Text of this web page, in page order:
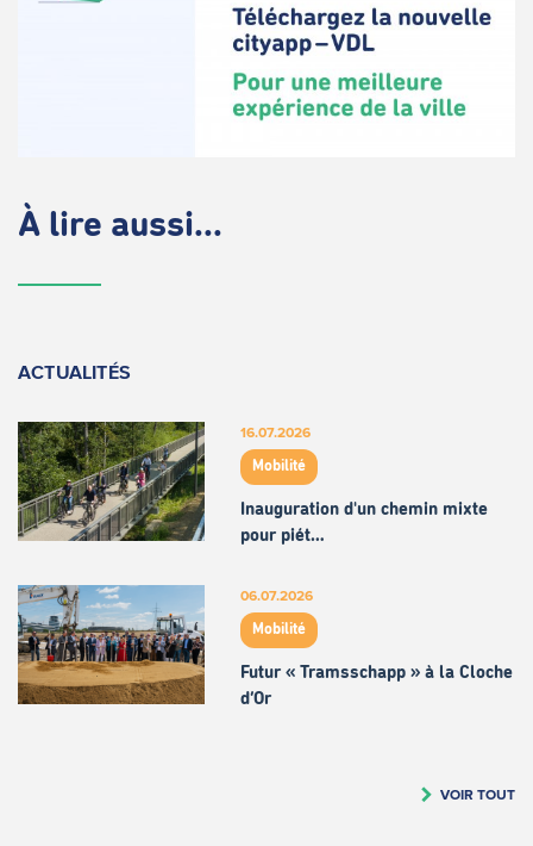
À lire aussi...
ACTUALITÉS
16.07.2026
Mobilité
Inauguration d'un chemin mixte
pour piét…
06.07.2026
Mobilité
Futur « Tramsschapp » à la Cloche
d’Or
VOIR TOUT